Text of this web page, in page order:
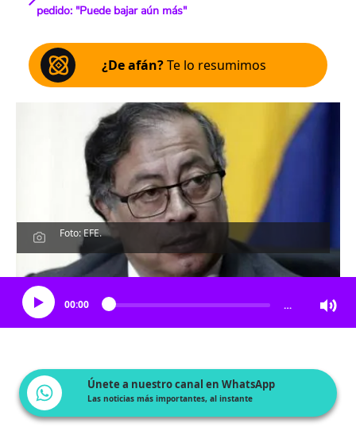
pedido: "Puede bajar aún más"
¿De afán?Te lo resumimos
Foto: EFE.
Escucha el artículo
00:00 …
Únete a nuestro canal en WhatsApp
Las noticias más importantes, al instante